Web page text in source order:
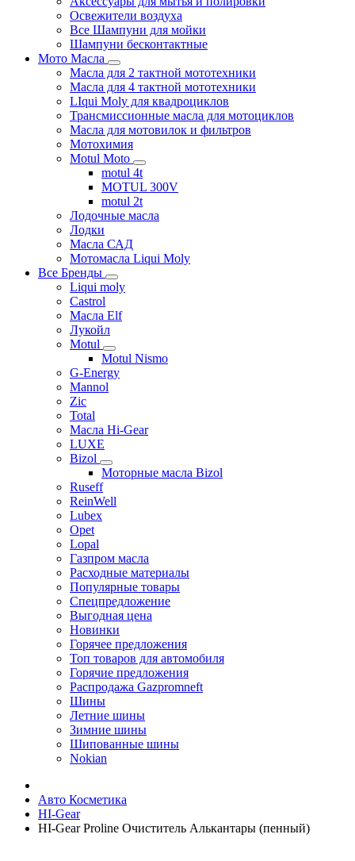
Освежители воздуха
Все Шампуни для мойки
Шампуни бесконтактные
Мото Масла
Масла для 2 тактной мототехники
Масла для 4 тактной мототехники
LIqui Moly для квадроциклов
Трансмиссионные масла для мотоциклов
Масла для мотовилок и фильтров
Мотохимия
Motul Moto
motul 4t
MOTUL 300V
motul 2t
Лодочные масла
Лодки
Масла САД
Мотомасла Liqui Moly
Все Бренды
Liqui moly
Castrol
Масла Elf
Лукойл
Motul
Motul Nismo
G-Energy
Mannol
Zic
Total
Масла Hi-Gear
LUXE
Bizol
Моторные масла Bizol
Ruseff
ReinWell
Lubex
Opet
Lopal
Газпром масла
Расходные материалы
Популярные товары
Спецпредложение
Выгодная цена
Новинки
Горячее предложения
Топ товаров для автомобиля
Горячие предложения
Распродажа Gazpromneft
Шины
Летние шины
Зимние шины
Шипованные шины
Nokian
Авто Косметика
HI-Gear
HI-Gear Proline Очиститель Алькантары (пенный)